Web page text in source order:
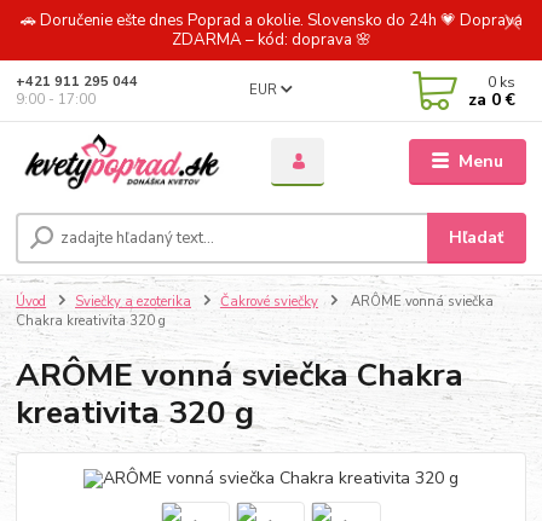
🚗 Doručenie ešte dnes Poprad a okolie. Slovensko do 24h 💗 Doprava
ZDARMA – kód: doprava 🌸
Menu
EUR
Hľadať
+421 911 295 044
9:00 - 17:00
0 ks
za 0 €
Úvod Sviečky a ezoterika Čakrové sviečky
ARÔME vonná sviečka
Chakra kreativita 320 g
ARÔME vonná sviečka Chakra
kreativita 320 g